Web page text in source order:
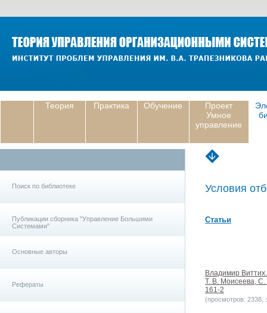
Теория Практика Обучение
Проект
Умное
управление
Поиск по библиотеке
Публикации сборника "Управление Большими
Системами"
Основные авторы
Рефераты
Условия
Статьи
Владимир
Т. В. Моисеева, С.
161-2
(просмотров: 2338,